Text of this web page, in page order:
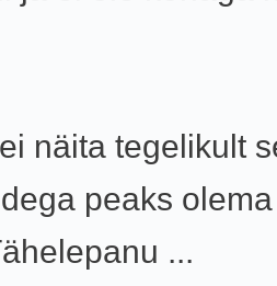
näita tegelikult
peaks
...